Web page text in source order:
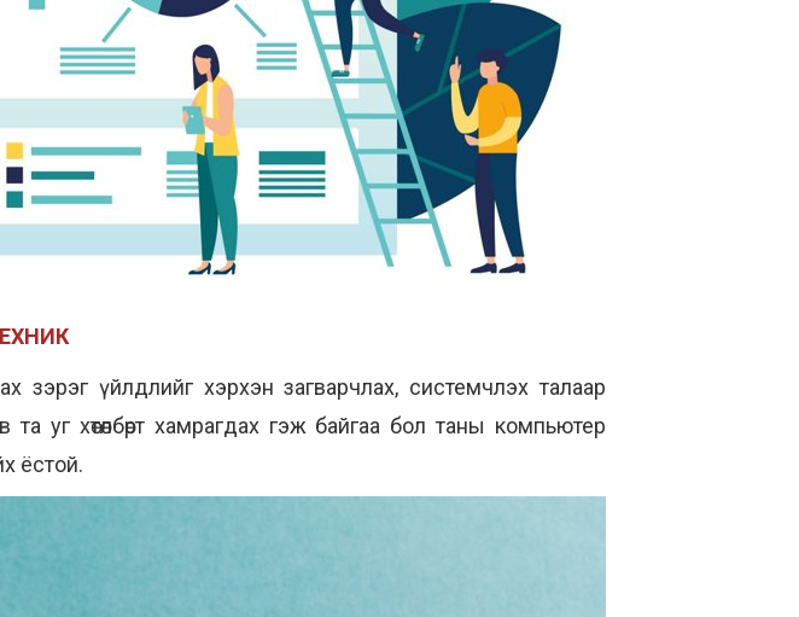
зэрэг үйлдлийг хэрхэн загварчлах, системчлэх талаар
уг хөтөлбөрт хамрагдах гэж байгаа бол таны компьютер
ёстой.